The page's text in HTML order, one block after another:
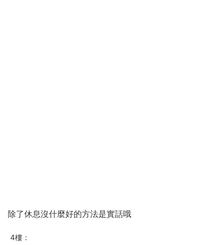
除了休息沒什麼好的方法是實話哦
4樓：